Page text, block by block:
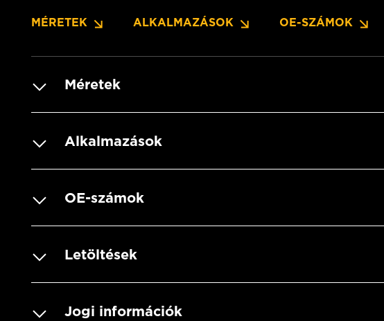
MÉRETEK ALKALMAZÁSOK OE-SZÁMOK
Méretek
Alkalmazások
OE-számok
Letöltések
Jogi információk